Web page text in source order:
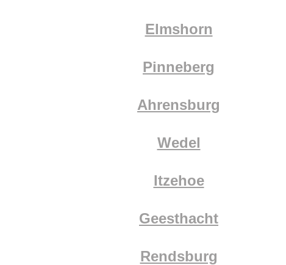
Elmshorn
Pinneberg
Ahrensburg
Wedel
Itzehoe
Geesthacht
Rendsburg